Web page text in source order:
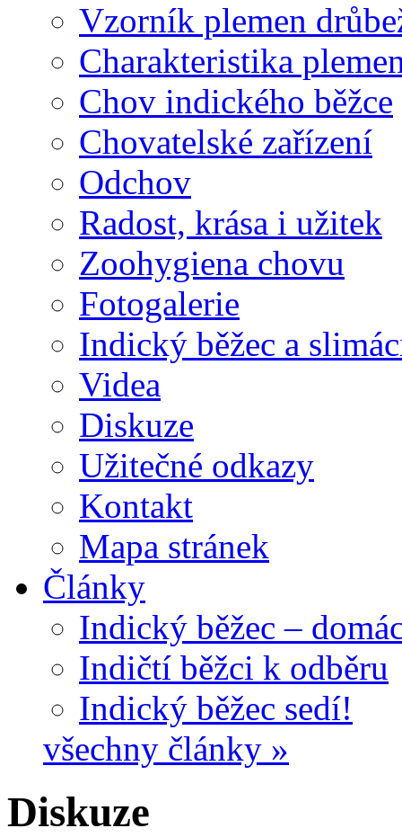
Vzorník plemen
Charakteristika
Chov indického běžce
Chovatelské zařízení
Odchov
Radost, krása i užitek
Zoohygiena chovu
Fotogalerie
Indický běžec a
Videa
Diskuze
Užitečné odkazy
Kontakt
Mapa stránek
Články
Indický běžec –
Indičtí běžci k odběru
Indický běžec sedí!
všechny články »
Diskuze